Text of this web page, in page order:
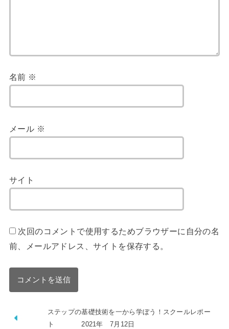
名前 ※
メール ※
サイト
次回のコメントで使用するためブラウザーに自分の名
前、メールアドレス、サイトを保存する。
ステップの基礎技術を一から学ぼう！スクールレポー
ト 2021年 7月12日